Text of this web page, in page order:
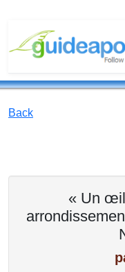
Back
« Un